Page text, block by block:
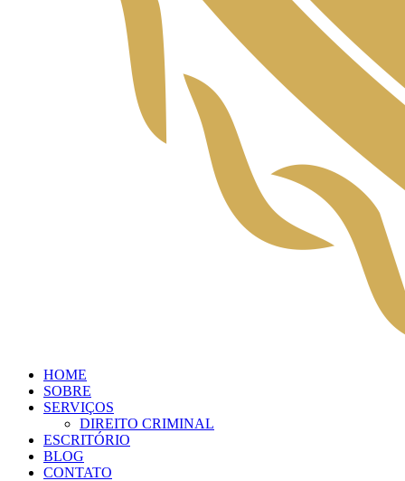
HOME
SOBRE
SERVIÇOS
DIREITO CRIMINAL
ESCRITÓRIO
BLOG
CONTATO